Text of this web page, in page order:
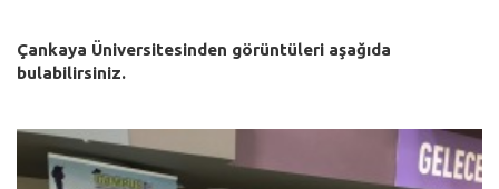
Çankaya Üniversitesinden görüntüleri aşağıda
bulabilirsiniz.